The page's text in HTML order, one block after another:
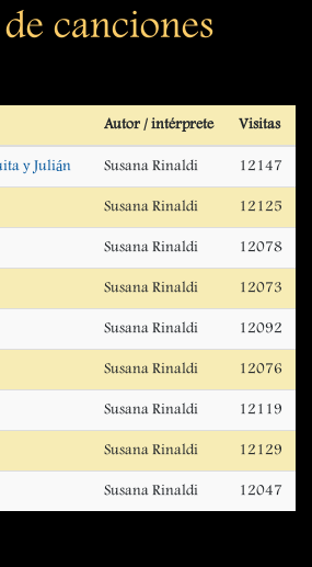
canciones
Autor / intérprete Visitas
y Julián Susana Rinaldi 12147
Susana Rinaldi 12125
Susana Rinaldi 12078
Susana Rinaldi 12073
Susana Rinaldi 12092
Susana Rinaldi 12076
Susana Rinaldi 12119
Susana Rinaldi 12129
Susana Rinaldi 12047